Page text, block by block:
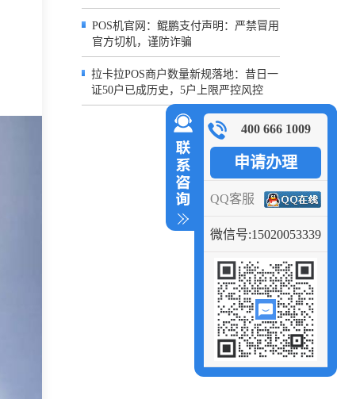
POS机官网：鲲鹏支付声明：严禁冒用
官方切机，谨防诈骗
拉卡拉POS商户数量新规落地：昔日一
证50户已成历史，5户上限严控风控
400 666 1009
申请办理
QQ客服
微信号:15020053339